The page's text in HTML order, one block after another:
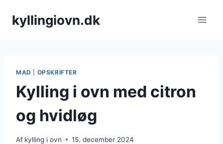
kyllingiovn.dk
MAD OPSKRIFTER
Kylling i ovn med citron
og hvidløg
Af kylling i ovn 15. december 2024